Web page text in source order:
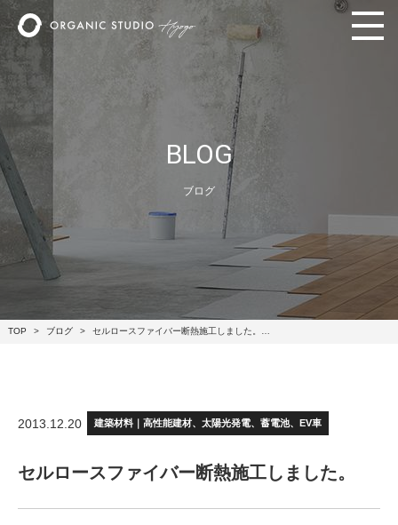
BLOG
ブログ
TOP ブログ セルロースファイバー断熱施工しました。…
2013.12.20 建築材料｜高性能建材、太陽光発電、蓄電池、EV車
セルロースファイバー断熱施工しました。